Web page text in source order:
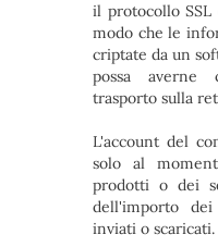
il protocollo SSL
modo che le
criptate da un
possa averne
trasporto sulla
L'account del
solo al
prodotti o dei
dell'importo
inviati o scaricati.